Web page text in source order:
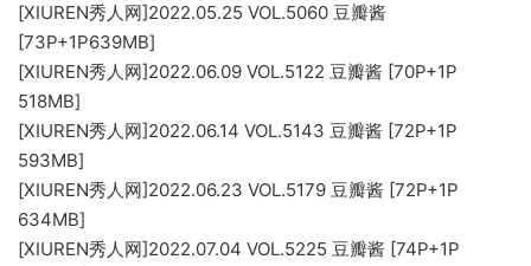
[XIUREN秀人网]2022.05.25 VOL.5060 豆瓣酱
[73P+1P639MB]
[XIUREN秀人网]2022.06.09 VOL.5122 豆瓣酱 [70P+1P
518MB]
[XIUREN秀人网]2022.06.14 VOL.5143 豆瓣酱 [72P+1P
593MB]
[XIUREN秀人网]2022.06.23 VOL.5179 豆瓣酱 [72P+1P
634MB]
[XIUREN秀人网]2022.07.04 VOL.5225 豆瓣酱 [74P+1P